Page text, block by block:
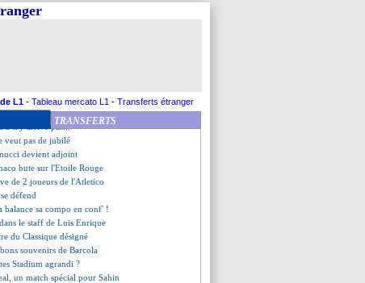
L1 - Tableau mercato L1 - Transferts étranger
TRANSFERTS
du jour
de Riolo pour le PSV et l'OM
appréciée par Raphinha...
- "Lille joue très bien"
n'y arrive pas...
veut pas de jubilé
devient adjoint
bute sur l'Etoile Rouge
de 2 joueurs de l'Atletico
défend
balance sa compo en conf' !
le staff de Luis Enrique
du Classique désigné
souvenirs de Barcola
Stadium agrandi ?
un match spécial pour Sahin